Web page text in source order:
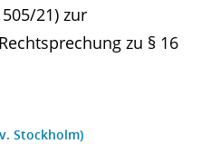
21) zur
zu § 16
Stockholm)